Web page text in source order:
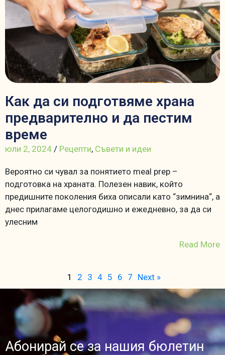
Как да си подготвяме храна
предварително и да пестим
време
юли 2, 2024 / Рецепти, Съвети и идеи
Вероятно си чувал за понятието meal prep –
подготовка на храната. Полезен навик, който
предишните поколения биха описали като “зимнина“, а
днес прилагаме целогодишно и ежедневно, за да си
улесним
Read More
1 2 3 4 5 6 7 Next »
Абонирай се за нашия бюлетин